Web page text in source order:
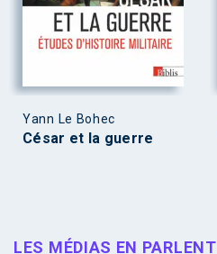
Yann Le Bohec
César et la guerre
LES MÉDIAS EN PARLENT